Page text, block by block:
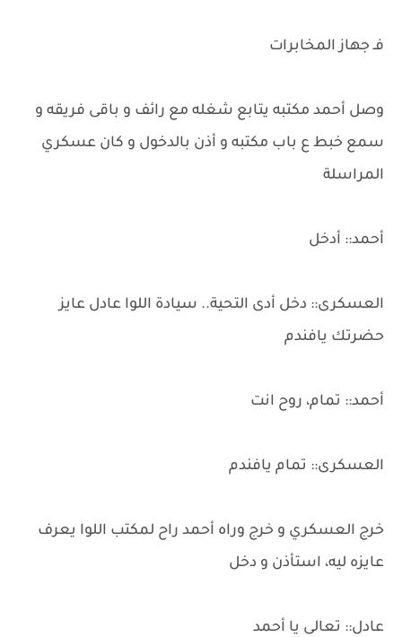
فـ جهاز المخابرات
وصل أحمد مكتبه يتابع شغله مع رائف و باقى فريقه و
سمع خبط ع باب مكتبه و أذن بالدخول و كان عسكري
المراسلة
أحمد:: أدخل
العسكرى:: دخل أدى التحية.. سيادة اللوا عادل عايز
حضرتك يافندم
أحمد:: تمام، روح انت
العسكرى:: تمام يافندم
خرج العسكري و خرج وراه أحمد راح لمكتب اللوا يعرف
عايزه ليه، استأذن و دخل
عادل:: تعالى يا أحمد